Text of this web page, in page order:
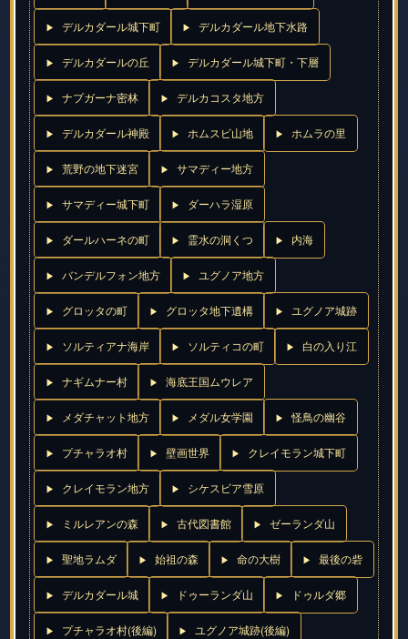
デルカダール城下町 デルカダール地下水路
デルカダールの丘 デルカダール城下町・下層
ナプガーナ密林 デルカコスタ地方
デルカダール神殿 ホムスビ山地 ホムラの里
荒野の地下迷宮 サマディー地方
サマディー城下町 ダーハラ湿原
ダールハーネの町 霊水の洞くつ 内海
バンデルフォン地方 ユグノア地方
グロッタの町 グロッタ地下遺構 ユグノア城跡
ソルティアナ海岸 ソルティコの町 白の入り江
ナギムナー村 海底王国ムウレア
メダチャット地方 メダル女学園 怪鳥の幽谷
プチャラオ村 壁画世界 クレイモラン城下町
クレイモラン地方 シケスビア雪原
ミルレアンの森 古代図書館 ゼーランダ山
聖地ラムダ 始祖の森 命の大樹 最後の砦
デルカダール城 ドゥーランダ山 ドゥルダ郷
プチャラオ村(後編) ユグノア城跡(後編)